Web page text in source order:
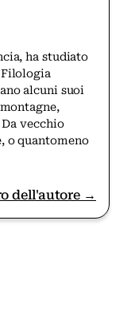
ha studiato
alcuni suoi
vecchio
o quantomeno
dell'autore →